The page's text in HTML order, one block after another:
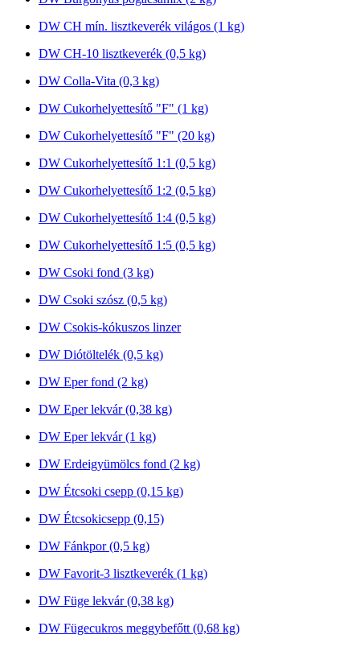
DW CH mín. lisztkeverék világos (1 kg)
DW CH-10 lisztkeverék (0,5 kg)
DW Colla-Vita (0,3 kg)
DW Cukorhelyettesítő "F" (1 kg)
DW Cukorhelyettesítő "F" (20 kg)
DW Cukorhelyettesítő 1:1 (0,5 kg)
DW Cukorhelyettesítő 1:2 (0,5 kg)
DW Cukorhelyettesítő 1:4 (0,5 kg)
DW Cukorhelyettesítő 1:5 (0,5 kg)
DW Csoki fond (3 kg)
DW Csoki szósz (0,5 kg)
DW Csokis-kókuszos linzer
DW Diótöltelék (0,5 kg)
DW Eper fond (2 kg)
DW Eper lekvár (0,38 kg)
DW Eper lekvár (1 kg)
DW Erdeigyümölcs fond (2 kg)
DW Étcsoki csepp (0,15 kg)
DW Étcsokicsepp (0,15)
DW Fánkpor (0,5 kg)
DW Favorit-3 lisztkeverék (1 kg)
DW Füge lekvár (0,38 kg)
DW Fügecukros meggybefőtt (0,68 kg)